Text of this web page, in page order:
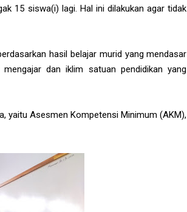
15 siswa(i) lagi. Hal ini dilakukan agar tidak
hasil belajar murid yang mendasar
dan iklim satuan pendidikan yang
yaitu Asesmen Kompetensi Minimum (AKM),